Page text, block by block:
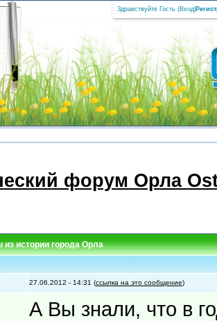
Здравствуйте Гость (Вход
форум Орла
истории города Орла
27.06.2012 - 14:31 (ссылка на это сообщение)
А Вы знали, что в